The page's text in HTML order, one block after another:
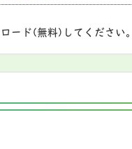
ード(無料)してください。